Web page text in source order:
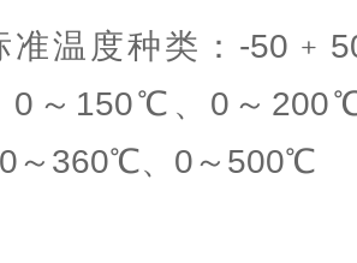
准温度种类：-
0～150℃、0～
～360℃、0～500℃